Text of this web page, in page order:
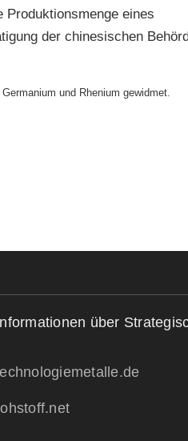
Produktionsmenge eines
der chinesischen
und Rhenium gewidmet.
über